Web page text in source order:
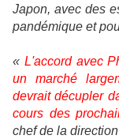
Japon, avec des
pandémique et
« L'accord avec
un marché
devrait décupler
cours des
chef de la